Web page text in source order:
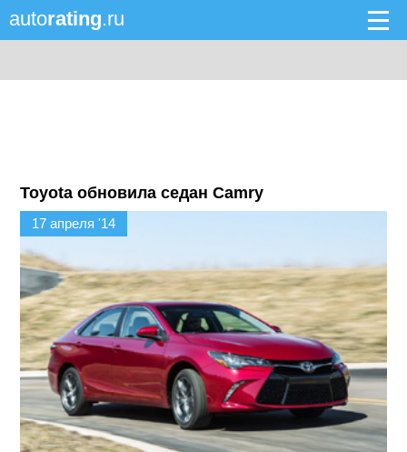
autorating.ru
Toyota обновила седан Camry
17 апреля '14